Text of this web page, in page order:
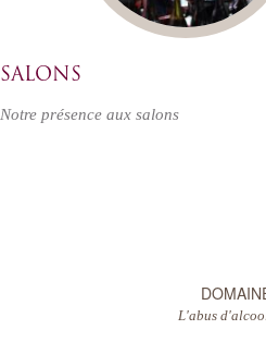
SALONS
Notre présence aux salons
L'abus